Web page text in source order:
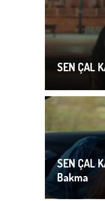
SEN ÇAL
SEN ÇAL
Bakma